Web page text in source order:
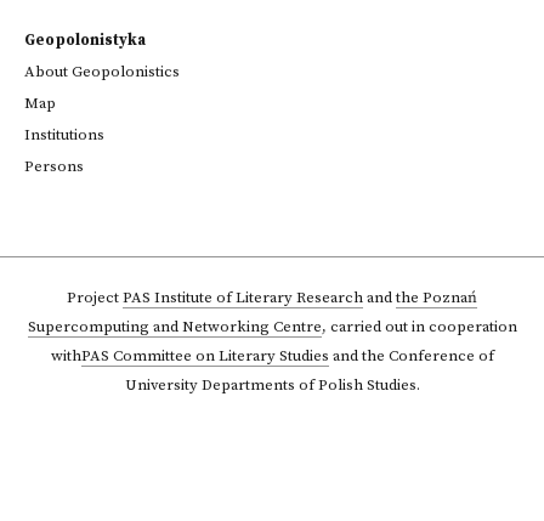
Geopolonistyka
About Geopolonistics
Map
Institutions
Persons
ProjectPAS Institute of Literary Researchandthe Poznań
Supercomputing and Networking Centre, carried out in cooperation
withPAS Committee on Literary Studies and the Conference of
University Departments of Polish Studies.